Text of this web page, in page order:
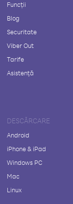
Funcții
Blog
Securitate
Viber Out
Tarife
Asistență
DESCĂRCARE
Android
iPhone & iPad
Windows PC
Mac
Linux